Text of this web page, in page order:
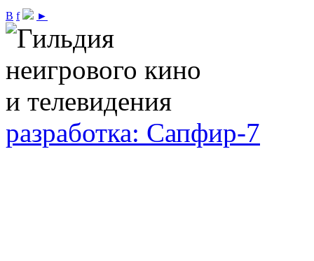
В f ►
разработка: Сапфир-7